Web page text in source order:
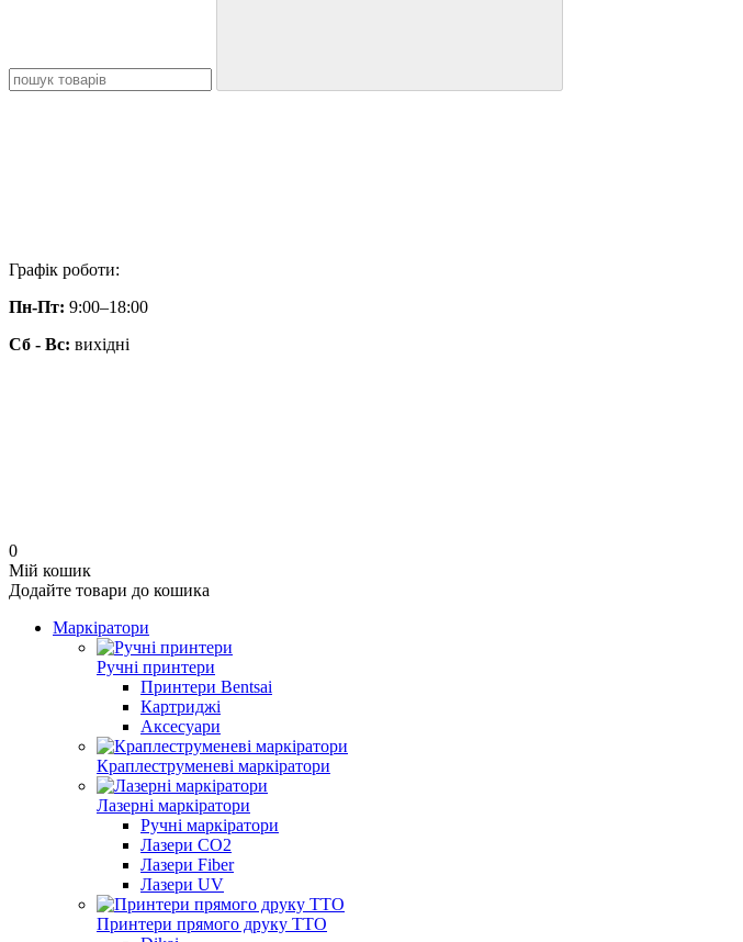
Графік роботи:
Пн-Пт: 9:00–18:00
Сб - Вс: вихідні
0
Мій кошик
Додайте товари до кошика
Маркіратори
Ручні принтери
Принтери Bentsai
Картриджі
Аксесуари
Краплеструменеві маркіратори
Лазерні маркіратори
Ручні маркіратори
Лазери CO2
Лазери Fiber
Лазери UV
Принтери прямого друку TTO